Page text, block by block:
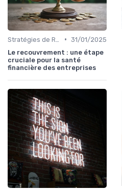
• 31/01/2025
Le recouvrement : une étape
cruciale pour la santé
financière des entreprises